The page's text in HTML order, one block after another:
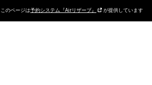
このページは予約システム『Airリザーブ』 が提供しています